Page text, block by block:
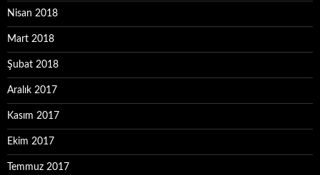
Nisan 2018
Mart 2018
Şubat 2018
Aralık 2017
Kasım 2017
Ekim 2017
Temmuz 2017